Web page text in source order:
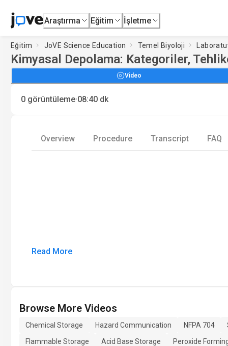
Araştırma Eğitim İşletme
Eğitim JoVE Science Education Temel Biyoloji
Kimyasal Depolama: Kategoriler,
Video
0 görüntüleme·08:40 dk
Overview Procedure Transcript FAQ
Read More
Browse More Videos
Chemical Storage Hazard Communication NFPA 704
Flammable Storage
Acid Base Storage Peroxide